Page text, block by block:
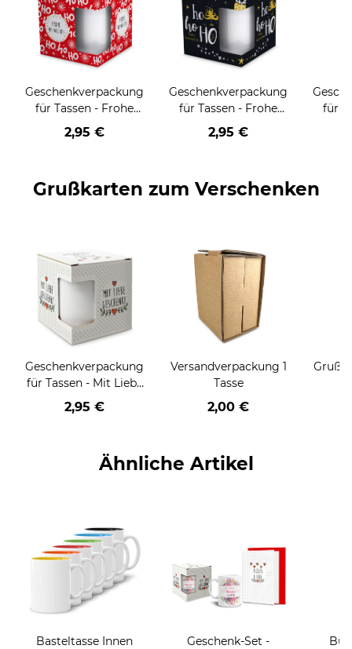
Geschenkverpackung
für Tassen - Frohe
Weihnachten - HO
HO HO - rot
2,95 €
Geschenkverpackung
für Tassen - Frohe
Weihnachten - HO
HO HO - schwarz
2,95 €
für
Grußkarten zum Verschenken
Geschenkverpackung
für Tassen - Mit Liebe
geschenkt
2,95 €
Versandverpackung 1
Tasse
2,00 €
Ähnliche Artikel
Basteltasse Innen
Geschenk-Set -